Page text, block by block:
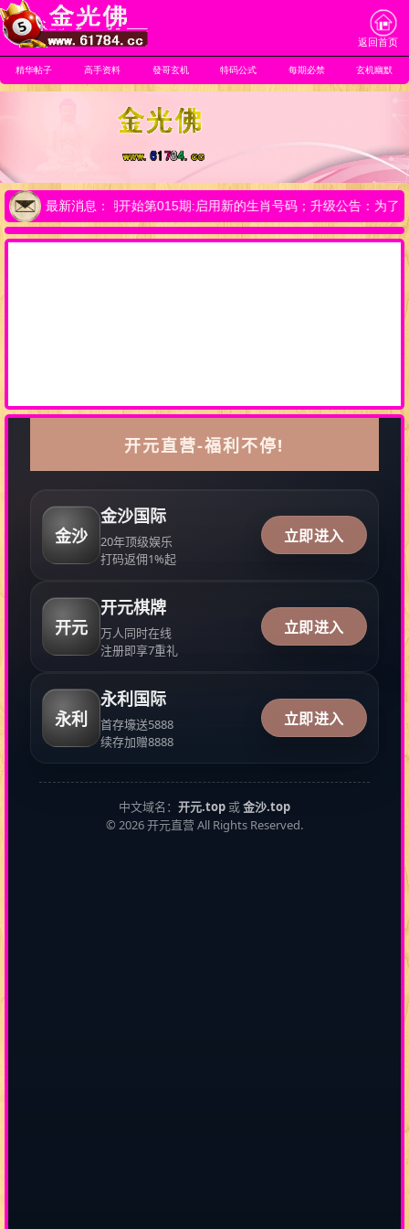
返回首页
精华帖子 高手资料 發哥玄机 特码公式 每期必禁 玄机幽默
最新消息：
】友情提示:从本期开始第015期:启用新的生肖号码；升级公告：为了